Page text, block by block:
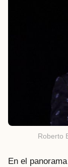
Roberto
En el